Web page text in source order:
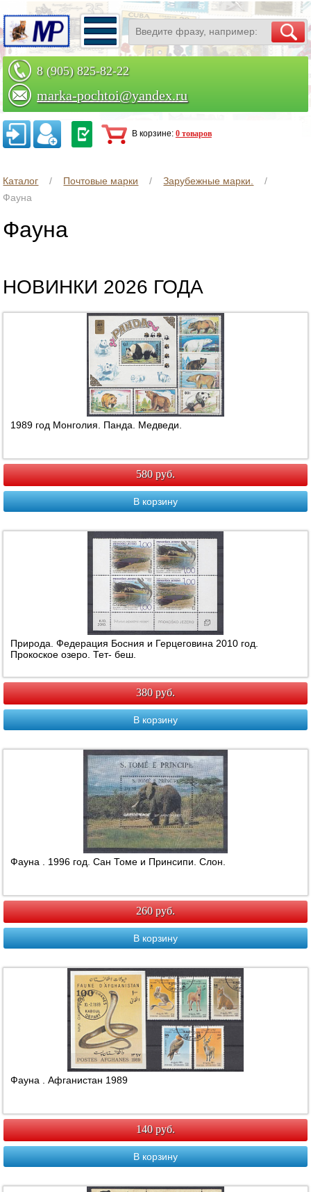
8 (905) 825-82-22
marka-pochtoi@yandex.ru
Заказать по телефону
В корзине: 0 товаров
Каталог Почтовые марки
Зарубежные марки.
Фауна
Фауна
НОВИНКИ 2026 ГОДА
1989 год Монголия. Панда. Медведи.
580 руб.
В корзину
Природа. Федерация Босния и Герцеговина 2010 год.
Прокоское озеро. Тет- беш.
380 руб.
В корзину
Фауна . 1996 год. Сан Томе и Принсипи. Слон.
260 руб.
В корзину
Фауна . Афганистан 1989
140 руб.
В корзину